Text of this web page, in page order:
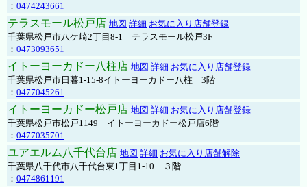
： 0474243661
テラスモール松戸店 地図 詳細 お気に入り店舗登録
千葉県松戸市八ケ崎2丁目8-1 テラスモール松戸3F
： 0473093651
イトーヨーカドー八柱店 地図 詳細 お気に入り店舗登録
千葉県松戸市日暮1-15-8イトーヨーカドー八柱 3階
： 0477045261
イトーヨーカドー松戸店 地図 詳細 お気に入り店舗登録
千葉県松戸市松戸1149 イトーヨーカドー松戸店6階
： 0477035701
ユアエルム八千代台店 地図 詳細 お気に入り店舗解除
千葉県八千代市八千代台東1丁目1-10 ３階
： 0474861191